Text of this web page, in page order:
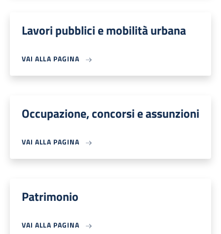
Lavori pubblici e mobilità urbana
VAI ALLA PAGINA
Occupazione, concorsi e assunzioni
VAI ALLA PAGINA
Patrimonio
VAI ALLA PAGINA